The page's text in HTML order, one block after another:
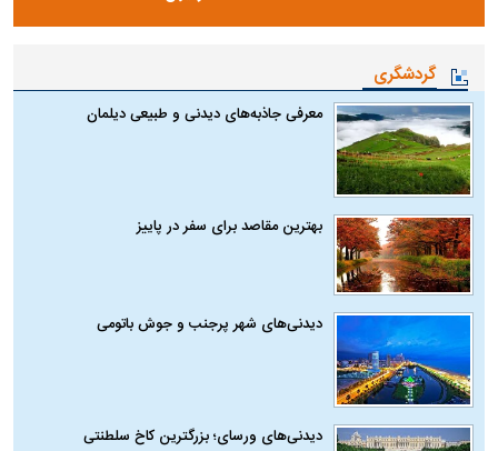
گردشگری
معرفی جاذبه‌های دیدنی و طبیعی دیلمان
بهترین مقاصد برای سفر در پاییز
دیدنی‌های شهر پرجنب و جوش باتومی
دیدنی‌های ورسای؛ بزرگترین کاخ سلطنتی